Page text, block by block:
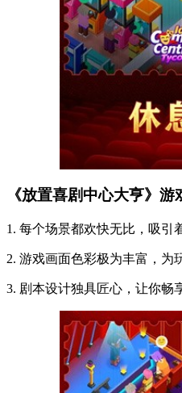
《放置喜剧中心大亨》游
1. 每个场景都欢快无比，吸引
2. 游戏画面色彩极为丰富，为
3. 剧本设计独具匠心，让你畅